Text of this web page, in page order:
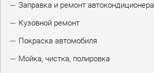
Заправка и ремонт автокондиционера
Кузовной ремонт
Покраска автомобиля
Мойка, чистка, полировка